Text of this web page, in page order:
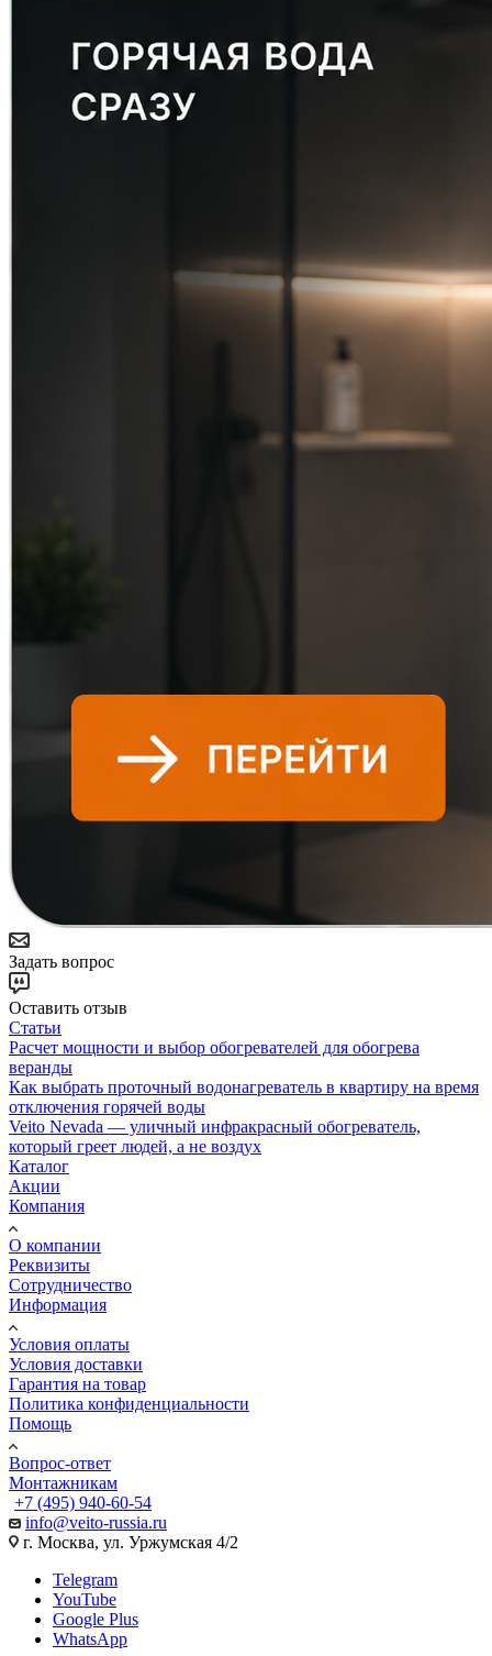
Задать вопрос
Оставить отзыв
Статьи
Расчет мощности и выбор обогревателей для обогрева
веранды
Как выбрать проточный водонагреватель в квартиру на время
отключения горячей воды
Veito Nevada — уличный инфракрасный обогреватель,
который греет людей, а не воздух
Каталог
Акции
Компания
О компании
Реквизиты
Сотрудничество
Информация
Условия оплаты
Условия доставки
Гарантия на товар
Политика конфиденциальности
Помощь
Вопрос-ответ
Монтажникам
+7 (495) 940-60-54
info@veito-russia.ru
г. Москва, ул. Уржумская 4/2
Telegram
YouTube
Google Plus
WhatsApp